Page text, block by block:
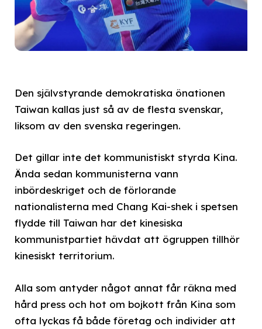
Den självstyrande demokratiska önationen
Taiwan kallas just så av de flesta svenskar,
liksom av den svenska regeringen.
Det gillar inte det kommunistiskt styrda Kina.
Ända sedan kommunisterna vann
inbördeskriget och de förlorande
nationalisterna med Chang Kai-shek i spetsen
flydde till Taiwan har det kinesiska
kommunistpartiet hävdat att ögruppen tillhör
kinesiskt territorium.
Alla som antyder något annat får räkna med
hård press och hot om bojkott från Kina som
ofta lyckas få både företag och individer att